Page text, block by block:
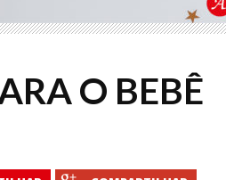
O BEBÊ